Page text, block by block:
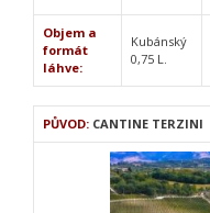
Objem a
formát
láhve:
Kubánský
0,75 L.
PŮVOD: CANTINE TERZINI